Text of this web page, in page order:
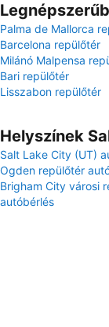
Palma de Mallorca
Barcelona repülőtér
Milánó Malpensa
Bari repülőtér
Lisszabon repülőtér
Helyszínek
Salt Lake City (UT)
Ogden repülőtér
Brigham City városi
autóbérlés